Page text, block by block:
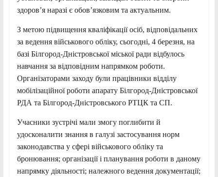
здоров’я наразі є обов’язковим та актуальним.
З метою підвищення кваліфікації осіб, відповідальних
за ведення військового обліку, сьогодні, 4 березня, на
базі Білгород-Дністровської міської ради відбулось
навчання за відповідним напрямком роботи.
Організаторами заходу були працівники відділу
мобілізаційної роботи апарату Білгород-Дністровської
РДА та Білгород-Дністровського РТЦК та СП.
Учасники зустрічі мали змогу поглибити й
удосконалити знання в галузі застосування норм
законодавства у сфері військового обліку та
бронювання; організації і планування роботи в даному
напрямку діяльності; належного ведення документації;